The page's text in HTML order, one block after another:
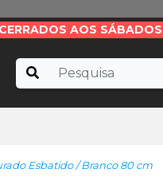
AOS
Esbatido / Branco 80 cm